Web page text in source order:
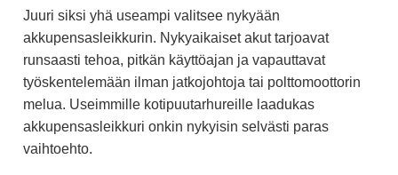
Juuri siksi yhä useampi valitsee nykyään
akkupensasleikkurin. Nykyaikaiset akut tarjoavat
runsaasti tehoa, pitkän käyttöajan ja vapauttavat
työskentelemään ilman jatkojohtoja tai polttomoottorin
melua. Useimmille kotipuutarhureille laadukas
akkupensasleikkuri onkin nykyisin selvästi paras
vaihtoehto.